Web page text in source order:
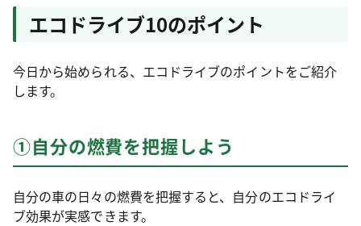
エコドライブ10のポイント
今日から始められる、エコドライブのポイントをご紹介
します。
①自分の燃費を把握しよう
自分の車の日々の燃費を把握すると、自分のエコドライ
ブ効果が実感できます。